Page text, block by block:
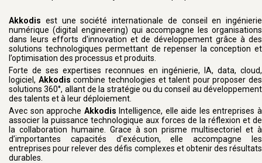
Akkodis est une société internationale de conseil en ingénierie
numérique (digital engineering) qui accompagne les organisations
dans leurs efforts d'innovation et de développement grâce à des
solutions technologiques permettant de repenser la conception et
l’optimisation des processus et produits.
Forte de ses expertises reconnues en ingénierie, IA, data, cloud,
logiciel, Akkodis combine technologies et talent pour proposer des
solutions 360°, allant de la stratégie ou du conseil au développement
des talents et à leur déploiement.
Avec son approche Akkodis Intelligence, elle aide les entreprises à
associer la puissance technologique aux forces de la réflexion et de
la collaboration humaine. Grace à son prisme multisectoriel et à
d’importantes capacités d'exécution, elle accompagne les
entreprises pour relever des défis complexes et obtenir des résultats
durables.